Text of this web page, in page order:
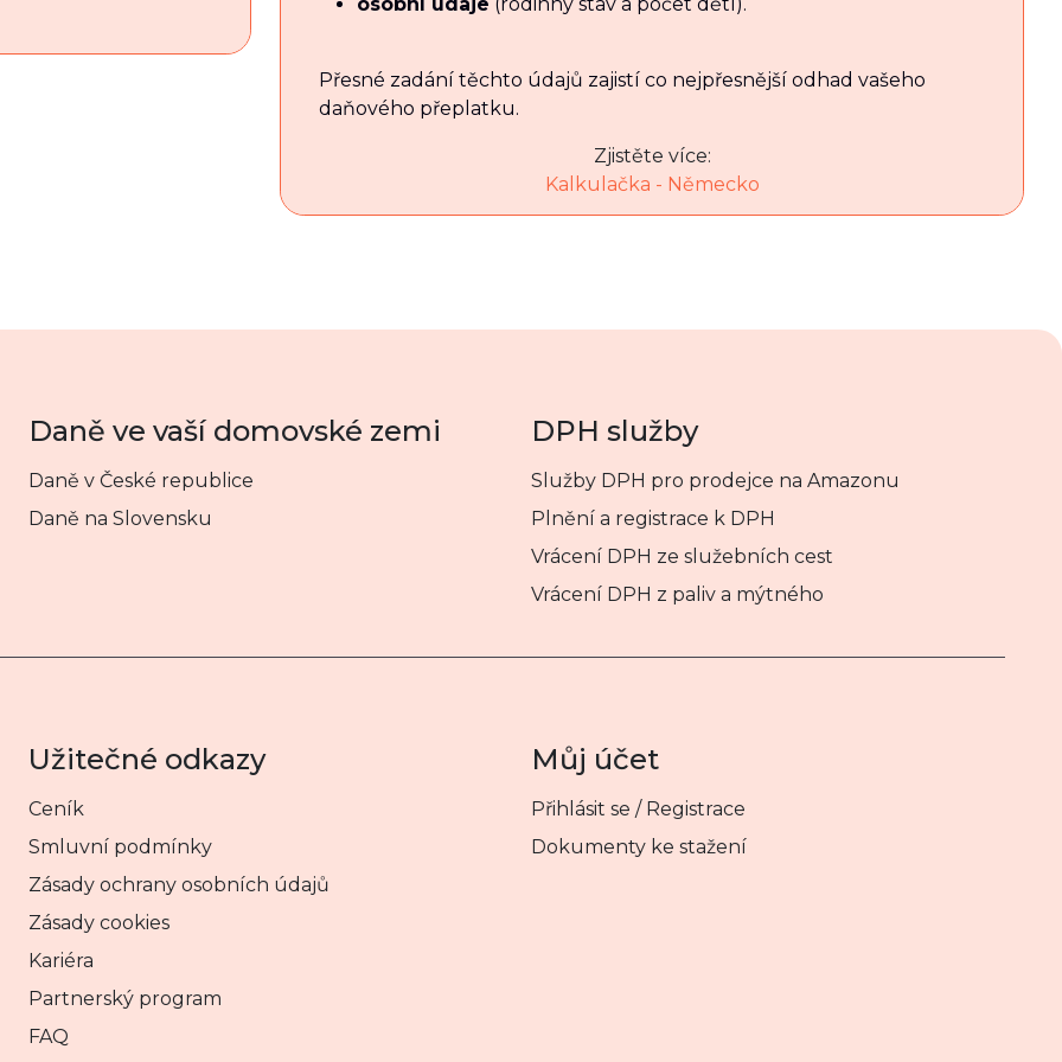
Přesné zadání těchto údajů zajistí co nejpřesnější odhad vašeho
daňového přeplatku.
Zjistěte více:
Kalkulačka - Německo
Daně ve vaší domovské zemi
Daně v České republice
Daně na Slovensku
DPH služby
Služby DPH pro prodejce na Amazonu
Plnění a registrace k DPH
Vrácení DPH ze služebních cest
Vrácení DPH z paliv a mýtného
Užitečné odkazy
Ceník
Smluvní podmínky
Zásady ochrany osobních údajů
Zásady cookies
Kariéra
Partnerský program
FAQ
Můj účet
Přihlásit se / Registrace
Dokumenty ke stažení